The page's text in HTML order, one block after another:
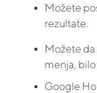
Možete
rezultate.
Možete
menja,
Google